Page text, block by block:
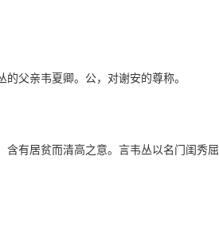
父亲韦夏卿。公，对谢安的尊称。
有居贫而清高之意。言韦丛以名门闺秀屈